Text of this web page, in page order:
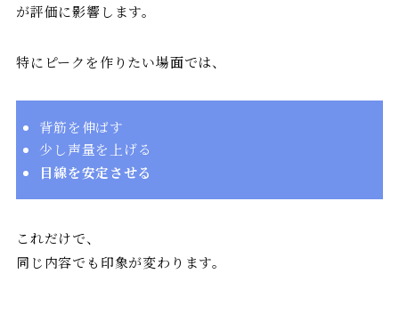
が評価に影響します。
特にピークを作りたい場面では、
背筋を伸ばす
少し声量を上げる
目線を安定させる
これだけで、
同じ内容でも印象が変わります。